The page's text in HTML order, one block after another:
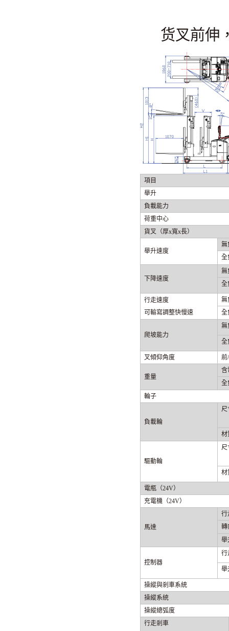
货叉前伸
項目
舉升
負載能力
荷重中心
貨叉（厚x寬x長）
舉升速度
無
全
下降速度
無
全
行走速度
可輸寫調整快慢速
無
全
爬坡能力
無
全
叉傾仰角度 前
重量
含
全
輪子
負載輪
尺
材
驅動輪
尺
材
電瓶（24V）
充電機（24V）
馬達
行
轉
舉
控制器
行
舉
操縱與剎車系統
操縱系統
操縱總弧度
行走剎車